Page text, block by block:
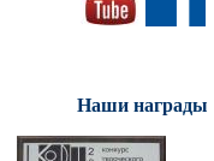
Наши награды